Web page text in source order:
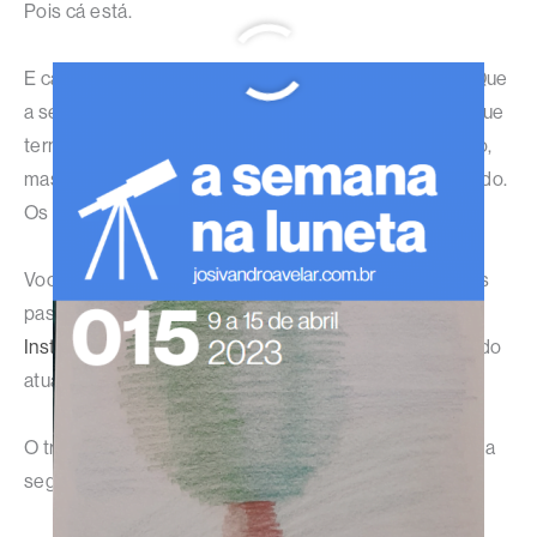
Pois cá está.
E cá está mais uma semana concluída com sucesso! Que
a semana que começa seja melhor do que a semana que
termina. Este post ainda é o único que não é agendado,
mas nas redes sociais, esse expediente já é empregado.
Os três posts do sábado entram no ar já agendados.
Você quer continuar acompanhando os meus próximos
passos? Então não deixe de me acompanhar no
Instagram e nasdemais redes sociais
! Elas estão sendo
atualizadas todos os dias, agendando ou não.
O trabalho continua por aqui, e tenho algumas coisas da
segunda-feira para agendar. E vamos que vamos!